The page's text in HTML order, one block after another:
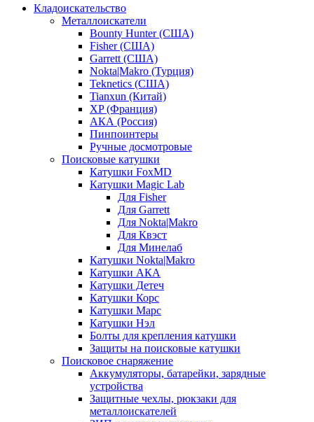
Кладоискательство
Металлоискатели
Bounty Hunter (США)
Fisher (США)
Garrett (США)
Nokta|Makro (Турция)
Teknetics (США)
Tianxun (Китай)
XP (Франция)
АКА (Россия)
Пинпоинтеры
Ручные досмотровые
Поисковые катушки
Катушки FoxMD
Катушки Magic Lab
Для Fisher
Для Garrett
Для Nokta|Makro
Для Квэст
Для Минелаб
Катушки Nokta|Makro
Катушки АКА
Катушки Детеч
Катушки Корс
Катушки Марс
Катушки Нэл
Болты для крепления катушки
Защиты на поисковые катушки
Поисковое снаряжение
Аккумуляторы, батарейки, зарядные
устройства
Защитные чехлы, рюкзаки для
металлоискателей